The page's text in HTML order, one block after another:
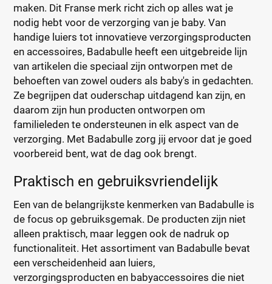
maken. Dit Franse merk richt zich op alles wat je
nodig hebt voor de verzorging van je baby. Van
handige luiers tot innovatieve verzorgingsproducten
en accessoires, Badabulle heeft een uitgebreide lijn
van artikelen die speciaal zijn ontworpen met de
behoeften van zowel ouders als baby's in gedachten.
Ze begrijpen dat ouderschap uitdagend kan zijn, en
daarom zijn hun producten ontworpen om
familieleden te ondersteunen in elk aspect van de
verzorging. Met Badabulle zorg jij ervoor dat je goed
voorbereid bent, wat de dag ook brengt.
Praktisch en gebruiksvriendelijk
Een van de belangrijkste kenmerken van Badabulle is
de focus op gebruiksgemak. De producten zijn niet
alleen praktisch, maar leggen ook de nadruk op
functionaliteit. Het assortiment van Badabulle bevat
een verscheidenheid aan luiers,
verzorgingsproducten en babyaccessoires die niet